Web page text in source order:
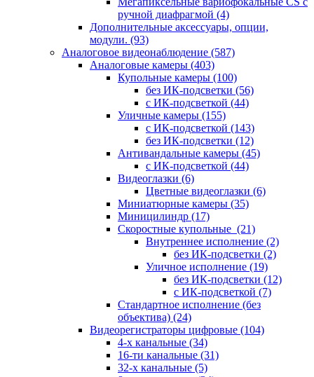
ручной диафрагмой (4)
Дополнительные аксессуары, опции,
модули. (93)
Аналоговое видеонаблюдение (587)
Аналоговые камеры (403)
Купольные камеры (100)
без ИК-подсветки (56)
с ИК-подсветкой (44)
Уличные камеры (155)
с ИК-подсветкой (143)
без ИК-подсветки (12)
Антивандальные камеры (45)
с ИК-подсветкой (44)
Видеоглазки (6)
Цветные видеоглазки (6)
Миниатюрные камеры (35)
Миницилиндр (17)
Скоростные купольные (21)
Внутреннее исполнение (2)
без ИК-подсветки (2)
Уличное исполнение (19)
без ИК-подсветки (12)
с ИК-подсветкой (7)
Стандартное исполнение (без
объектива) (24)
Видеорегистраторы цифровые (104)
4-х канальные (34)
16-ти канальные (31)
32-х канальные (5)